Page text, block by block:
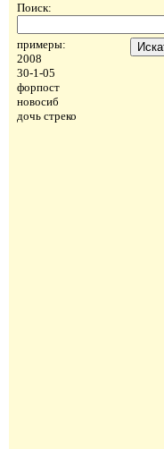
Поиск:
примеры:
2008
30-1-05
форпост
новосиб
дочь стреко